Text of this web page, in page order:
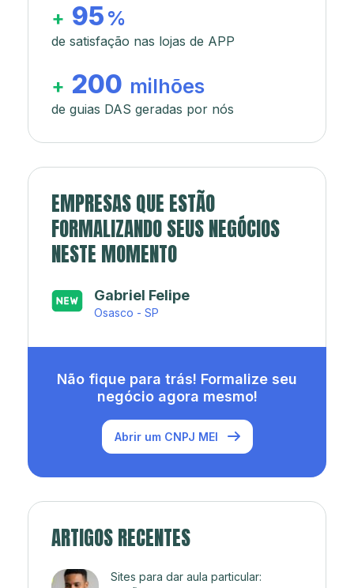
+ 95 %
de satisfação nas lojas de APP
+ 200 milhões
de guias DAS geradas por nós
EMPRESAS QUE ESTÃO
FORMALIZANDO SEUS NEGÓCIOS
NESTE MOMENTO
Japa’s açaí e sorveteria
Rio de Janeiro - RJ
Não fique para trás! Formalize seu
negócio agora mesmo!
Abrir um CNPJ MEI
ARTIGOS RECENTES
Sites para dar aula particular: